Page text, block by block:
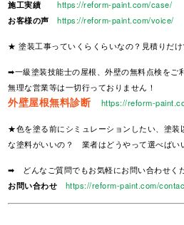
施工実績
https://reform-paint.com/case/
お客様の声
https://reform-paint.com/voice/
★ 塗装工事っていくらくらいなの？見積りだけ
➡一級塗装技能士の屋根、外壁の無料点検をご
無理な営業等は一切行っておりません！
外壁屋根無料診断 https://reform-
★色を塗る前にシミュレーションしたい、塗
な塗料がいいの？ 業者はどうやって選べばい
➡ どんなご質問でもお気軽にお問い合わせく
お問い合わせ
https://reform-paint.com/